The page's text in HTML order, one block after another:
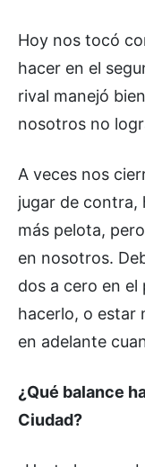
Hoy nos tocó
hacer en el
rival manejó
nosotros no
A veces nos
jugar de contra,
más pelota,
en nosotros.
dos a cero en
hacerlo, o estar
en adelante
¿Qué balance
Ciudad?